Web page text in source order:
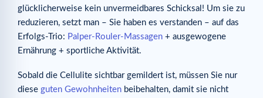
glücklicherweise kein unvermeidbares Schicksal! Um sie zu
reduzieren, setzt man – Sie haben es verstanden – auf das
Erfolgs-Trio: Palper-Rouler-Massagen + ausgewogene
Ernährung + sportliche Aktivität.
Sobald die Cellulite sichtbar gemildert ist, müssen Sie nur
diese guten Gewohnheiten beibehalten, damit sie nicht